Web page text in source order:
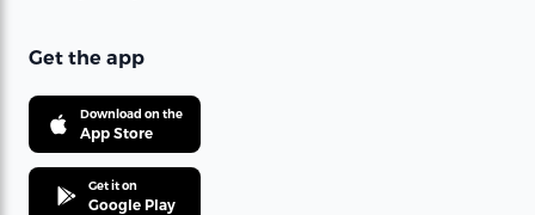
Get the app
Download on the
App Store
Get it on
Google Play